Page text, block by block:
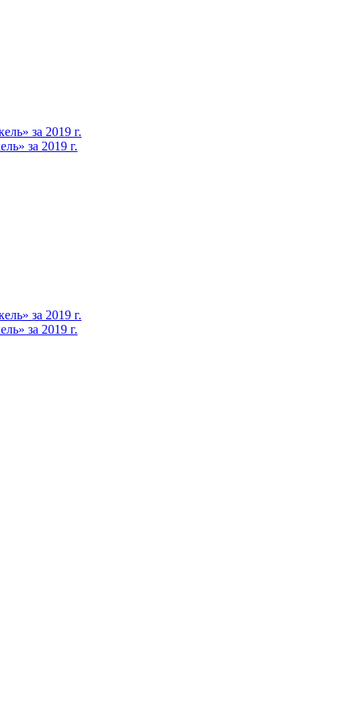
за 2019 г.
за 2019 г.
за 2019 г.
за 2019 г.